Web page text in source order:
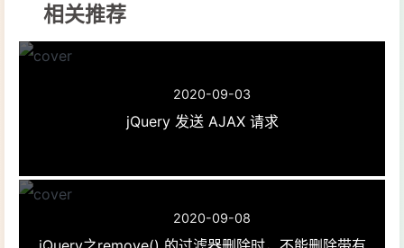
相关推荐
2020-09-03
jQuery 发送 AJAX 请求
2020-09-08